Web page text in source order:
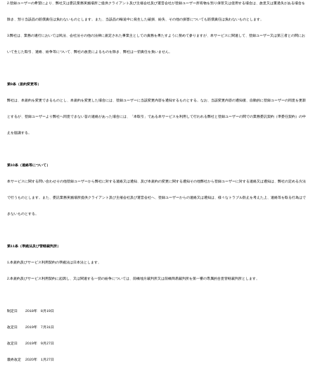
2.登録ユーザーの希望により、弊社又は委託業務実施場所ご提供クライアント及び主催会社及び運営会社が登録ユーザー所有物を預り保管又は使用する場合は、故意又は重過失がある場合を
除き、預り当該品の賠償責任は負わないものとします。また、当該品の輸送中に発生した破損、紛失、その他の損害についても賠償責任は負わないものとします。
3.弊社は、業務の遂行においては民法、会社法その他の法律に規定された事業主としての責務を果たすように努めて参りますが、本サービスに関連して、登録ユーザー又は第三者との間にお
いて生じた取引、連絡、紛争等について、弊社の故意によるものを除き、弊社は一切責任を負いません。
第9条（規約変更等）
弊社は、本規約を変更できるものとし、本規約を変更した場合には、登録ユーザーに当該変更内容を通知するものとする。なお、当該変更内容の通知後、自動的に登録ユーザーの同意を更新
とするが、登録ユーザーより弊社へ同意できない旨の連絡があった場合には、「本取引」である本サービスを利用して行われる弊社と登録ユーザーの間での業務委託契約（準委任契約）の中
止を協議する。
第10条（連絡等について）
本サービスに関する問い合わせその他登録ユーザーから弊社に対する連絡又は通知、及び本規約の変更に関する通知その他弊社から登録ユーザーに対する連絡又は通知は、弊社の定める方法
で行うものとします。また、委託業務実施場所提供クライアント及び主催会社及び運営会社へ、登録ユーザーからの連絡又は通知は、様々なトラブル防止を考えた上、連絡等を取る行為はで
きないものとする。
第11条（準拠法及び管轄裁判所）
1.本規約及びサービス利用契約の準拠法は日本法とします。
2.本規約及びサービス利用契約に起因し、又は関連する一切の紛争については、前橋地方裁判所又は前橋簡易裁判所を第一審の専属的合意管轄裁判所とします。
制定日 2018年 8月19日
改定日 2019年 7月31日
改定日 2019年 9月27日
最終改定 2020年 1月27日